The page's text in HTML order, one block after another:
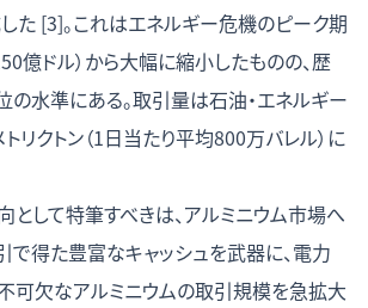
た [3]。これはエネルギー危機のピーク期
億ドル）から大幅に縮小したものの、歴
水準にある。取引量は石油・エネルギー
リクトン（1日当たり平均800万バレル）に
として特筆すべきは、アルミニウム市場へ
で得た豊富なキャッシュを武器に、電力
可欠なアルミニウムの取引規模を急拡大